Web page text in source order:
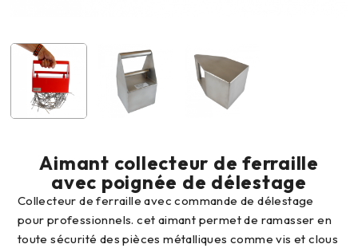
Aimant collecteur de ferraille
avec poignée de délestage
collecteur de ferraille avec commande de délestage
pour professionnels. cet aimant permet de ramasser en
toute sécurité des pièces métalliques comme vis et clous